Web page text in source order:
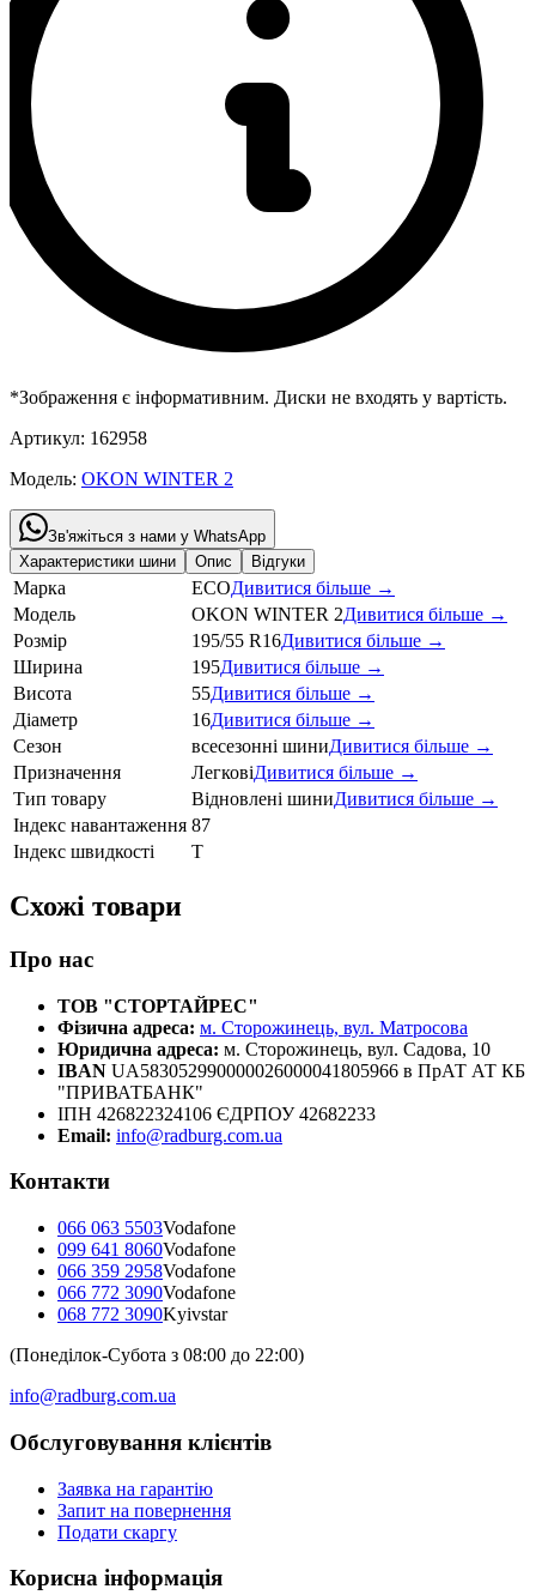
*Зображення є інформативним. Диски не входять у вартість.
Артикул: 162958
Модель: OKON WINTER 2
Зв'яжіться з нами у WhatsApp
Характеристики шини
Опис Відгуки
Марка ECOДивитися більше →
Модель
OKON WINTER 2Дивитися більше →
Розмір
195/55 R16Дивитися більше →
Ширина
195Дивитися більше →
Висота
55Дивитися більше →
Діаметр
16Дивитися більше →
Сезон
всесезонні шиниДивитися більше →
Призначення
ЛегковіДивитися більше →
Тип товару
Відновлені шиниДивитися більше →
Індекс навантаження 87
Індекс швидкості
T
Схожі товари
Про нас
ТОВ "СТОРТАЙРЕС"
Фізична адреса: м. Сторожинець, вул. Матросова
Юридична адреса: м. Сторожинець, вул. Садова, 10
IBAN UA583052990000026000041805966 в ПрАТ АТ КБ
"ПРИВАТБАНК"
ІПН 426822324106 ЄДРПОУ 42682233
Email: info@radburg.com.ua
Контакти
066 063 5503Vodafone
099 641 8060Vodafone
066 359 2958Vodafone
066 772 3090Vodafone
068 772 3090Kyivstar
(Понеділок-Субота з 08:00 до 22:00)
info@radburg.com.ua
Обслуговування клієнтів
Заявка на гарантію
Запит на повернення
Подати скаргу
Корисна інформація